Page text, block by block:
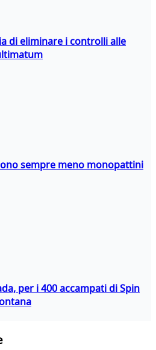
di eliminare i controlli alle
sempre meno monopattini
per i 400 accampati di Spin